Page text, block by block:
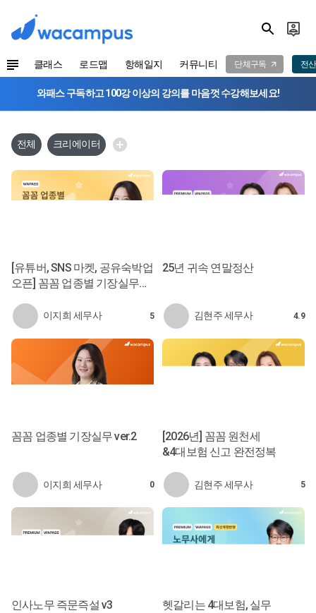
클래스 로드맵 항해일지 커뮤니티 단체구독 전
와패스 구독하고 100강 이상의 강의를 마음껏 수강해보세요!
전체 크리에이터
[유튜버, SNS 마켓, 공유숙박업
오픈] 꼼꼼 업종별 기장실무
이지희 세무사 5
25년 귀속 연말정산
김현주 세무사 4.9
꼼꼼 업종별 기장실무 ver.2
이지희 세무사 0
[2026년] 꼼꼼 원천세
&4대보험 신고 완전정복
김현주 세무사 5
인사노무 즉문즉설 v3
헷갈리는 4대보험, 실무